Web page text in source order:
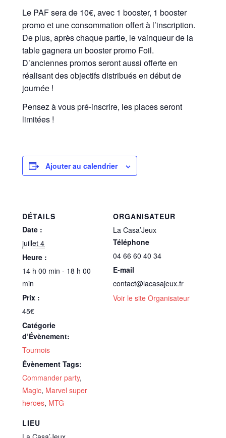
Le PAF sera de 10€, avec 1 booster, 1 booster
promo et une consommation offert à l’inscription.
De plus, après chaque partie, le vainqueur de la
table gagnera un booster promo Foil.
D’anciennes promos seront aussi offerte en
réalisant des objectifs distribués en début de
journée !
Pensez à vous pré-inscrire, les places seront
limitées !
Ajouter au calendrier
DÉTAILS
Date :
juillet 4
Heure :
14 h 00 min - 18 h 00
min
Prix :
45€
Catégorie
d’Évènement:
Tournois
Évènement Tags:
Commander party,
Magic, Marvel super
heroes, MTG
LIEU
ORGANISATEUR
La Casa’Jeux
Téléphone
04 66 60 40 34
E-mail
contact@lacasajeux.fr
Voir le site Organisateur